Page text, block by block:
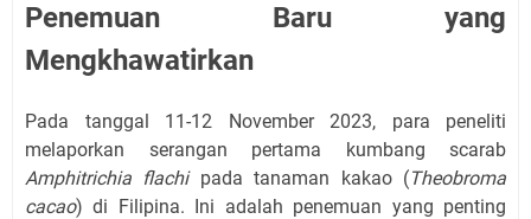
Penemuan Baru yang
Mengkhawatirkan
Pada tanggal 11-12 November 2023, para peneliti
melaporkan serangan pertama kumbang scarab
Amphitrichia flachipada tanaman kakao (Theobroma
cacao) di Filipina. Ini adalah penemuan yang penting